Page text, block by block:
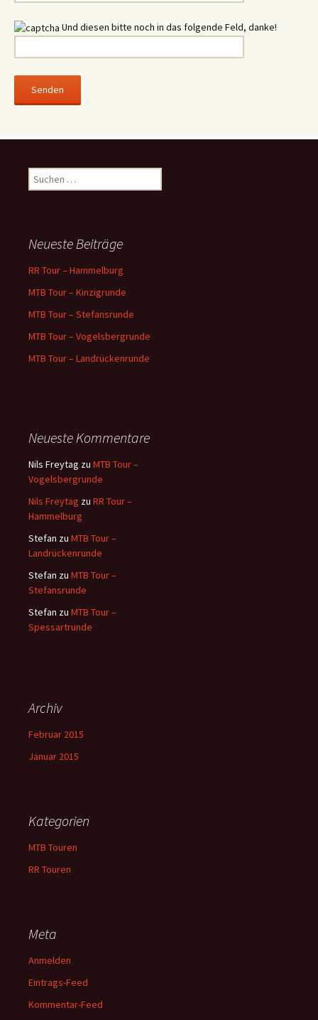
Und diesen bitte noch in das folgende Feld, danke!
Suchen
nach:
Neueste Beiträge
RR Tour – Hammelburg
MTB Tour – Kinzigrunde
MTB Tour – Stefansrunde
MTB Tour – Vogelsbergrunde
MTB Tour – Landrückenrunde
Neueste Kommentare
Nils Freytag zu MTB Tour –
Vogelsbergrunde
Nils Freytag zu RR Tour –
Hammelburg
Stefan zu MTB Tour –
Landrückenrunde
Stefan zu MTB Tour –
Stefansrunde
Stefan zu MTB Tour –
Spessartrunde
Archiv
Februar 2015
Januar 2015
Kategorien
MTB Touren
RR Touren
Meta
Anmelden
Eintrags-Feed
Kommentar-Feed